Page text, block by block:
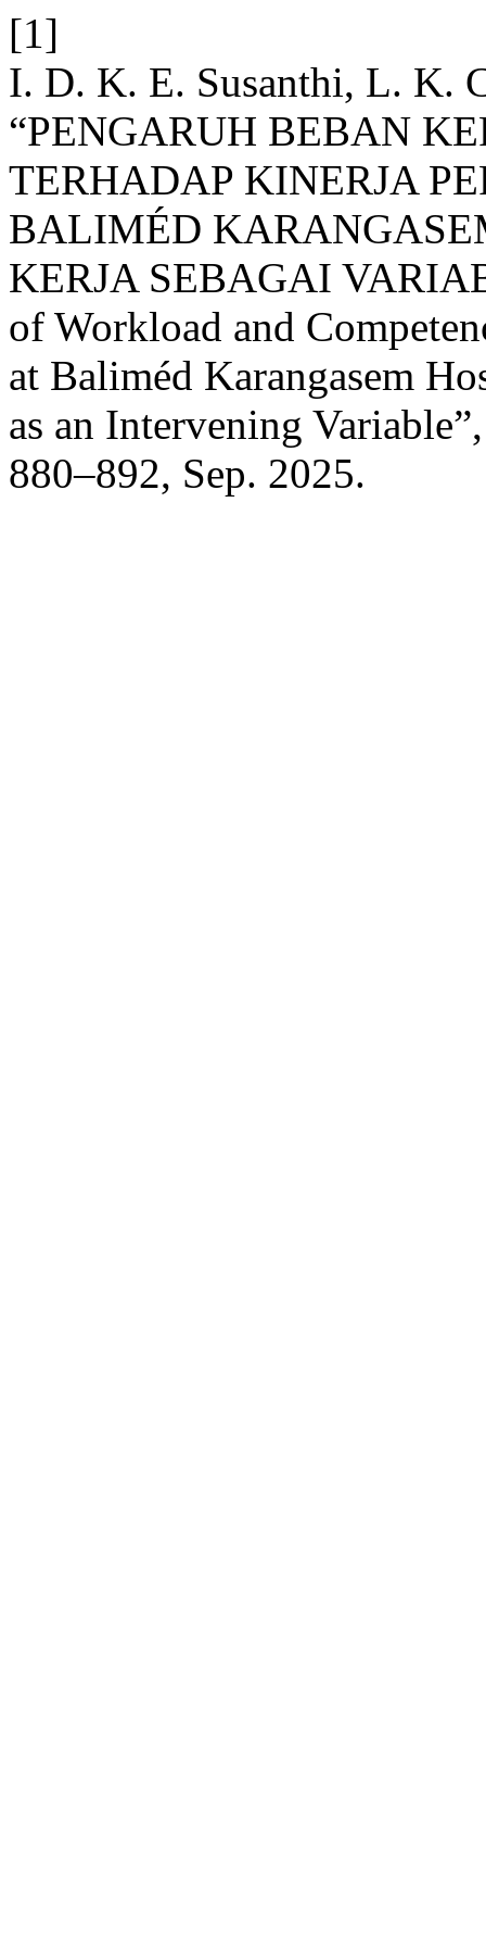
[1]
I. D. K. E. Susanthi, L. K.
“PENGARUH BEBAN
TERHADAP KINERJA
BALIMÉD
KERJA SEBAGAI
of Workload and
at Baliméd Karangasem
as an Intervening
880–892, Sep. 2025.